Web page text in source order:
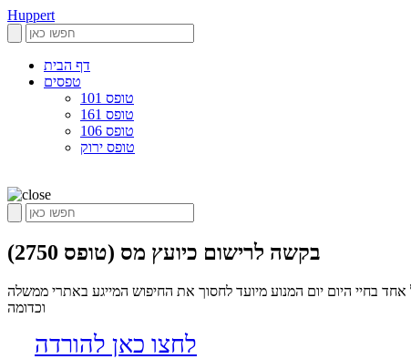
Huppert
דף הבית
טפסים
טופס 101
טופס 161
טופס 106
טופס ירוק
בקשה לרישום כיועץ מס (טופס 2750)
שיכולים לשמש כל אחד בחיי היום יום המנוע מיועד לחסוך את החיפוש המייגע באתרי ממשלה
וכדומה
לחצו כאן להורדה